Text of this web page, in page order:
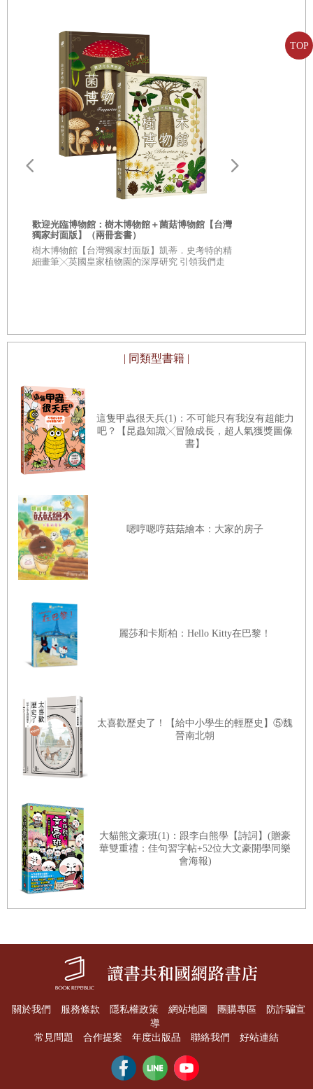
TOP
找尋相關書籍與資料。
本集承蒙himesuz畫了如此出色的插圖，參加者面臨重要對
決的覺悟、緊張、擔憂與糾結，都在插圖中完美呈現，請務
必搭配精采的故事一起享受。
那麼，期待在下一集中能再次見到你。
歡迎光臨博物館：樹木博物館＋菌菇博物館【台灣
獨家封面版】（兩冊套書）
樹木博物館【台灣獨家封面版】凱蒂．史考特的精
細畫筆╳英國皇家植物園的深厚研究 引領我們走
| 同類型書籍 |
這隻甲蟲很天兵(1)：不可能只有我沒有超能力
吧？【昆蟲知識╳冒險成長，超人氣獲獎圖像
書】
嗯哼嗯哼菇菇繪本：大家的房子
麗莎和卡斯柏：Hello Kitty在巴黎！
太喜歡歷史了！【給中小學生的輕歷史】⑤魏
晉南北朝
大貓熊文豪班(1)：跟李白熊學【詩詞】(贈豪
華雙重禮：佳句習字帖+52位大文豪開學同樂
會海報)
關於我們 服務條款 隱私權政策 網站地圖 團購專區
防詐騙宣
導
常見問題
合作提案 年度出版品 聯絡我們 好站連結